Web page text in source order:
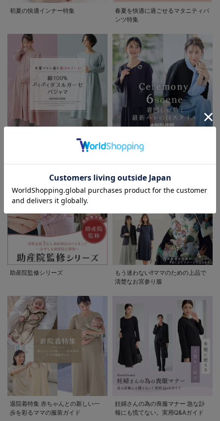
お気に入り商品を確認する
初夏の快適インナー特集
春夏を快適に過ごせるマタニティパ
ンツ特集
先輩ママに最も選ばれている!ぷく
ぷくダブルガーゼパジャマシリーズ
着回しが効く最新ハレの日スタイル
セレモニー6シーン
助産院監修シリーズ
もう迷わない!!ママのための上品で
清楚なお宮参り服
退院着特集 赤ちゃんとの新しい一
歩を彩るママの服装ガイド
妊婦さんの為の喪服マナー 急な訃
報にも慌てない。実用Q&Aガイド